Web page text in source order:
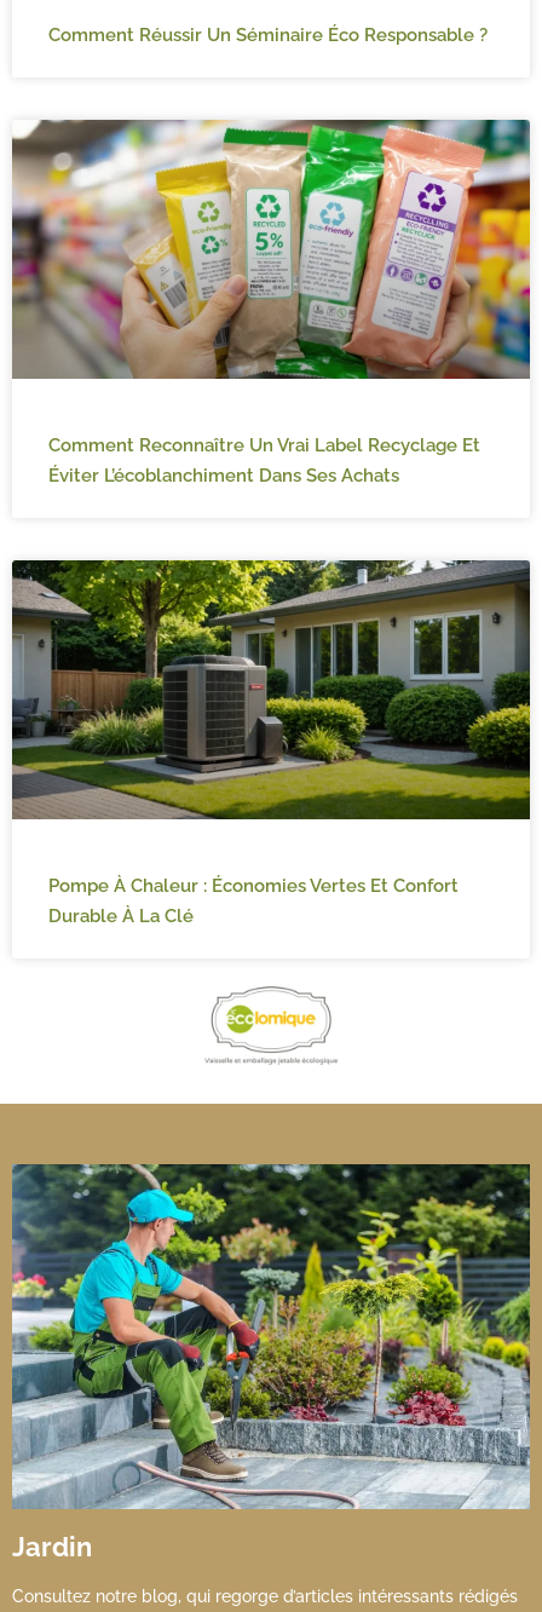
Comment Réussir Un Séminaire Éco Responsable​ ?
Comment Reconnaître Un Vrai Label Recyclage Et
Éviter L’écoblanchiment Dans Ses Achats
Pompe À Chaleur : Économies Vertes Et Confort
Durable À La Clé
Jardin
Consultez notre blog, qui regorge d’articles intéressants rédigés